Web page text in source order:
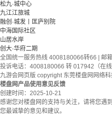
松九·城中心
九江江旅城
融创·城发丨匡庐别院
中海国际社区
山居水岸
创大·华府二期
全国统一服务热线 4008180066转66 | 邮箱
投诉电话：4008180066 转 017942（在
九游会网页版 copyright 东莞楼盘网网络科
楼盘网产品使用意见反馈
创建时间： 2025-10-21
感谢您对楼盘网的支持与关注，请将您遇
您最诚挚的意见和建议。